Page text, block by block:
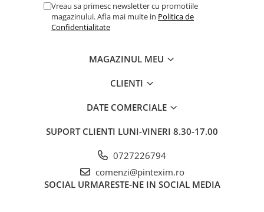
Creioane mecanice si rezerve
Linere si rollere
Pixuri si rezerve
Vreau sa primesc newsletter cu promotiile
magazinului. Afla mai multe in Politica de
Confidentialitate
MAGAZINUL MEU
CLIENTI
DATE COMERCIALE
SUPORT CLIENTI LUNI-VINERI 8.30-17.00
0727226794
comenzi@pintexim.ro
SOCIAL URMARESTE-NE IN SOCIAL MEDIA